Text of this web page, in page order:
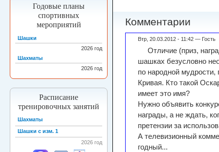
Годовые планы
спортивных
мероприятий
Шашки
2026 год
Шахматы
2026 год
Расписание
тренировочных занятий
Шахматы
Шашки с изм. 1
2026 год
Комментарии
Втр, 20.03.2012 - 11:42 — Гость
Отличие (приз,
шашках безусловно
по народной
Кривая. Кто такой
имеет это имя?
Нужно объявить
награды, а не ждать,
претензии за
А телевизионный
годный...